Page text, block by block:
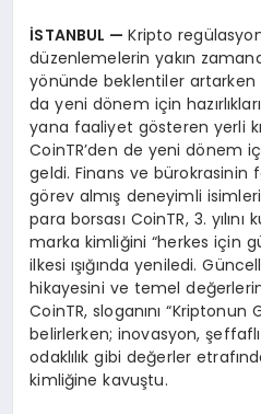
İSTANBUL —Kripto
düzenlemelerin yakın
yönünde beklentiler artarken
da yeni dönem için
yana faaliyet gösteren yerli
CoinTR’den de yeni dönem
geldi. Finans ve bürokrasinin
görev almış deneyimli
para borsası CoinTR, 3.
marka kimliğini “herkes için
ilkesi ışığında yeniledi.
hikayesini ve temel
CoinTR, sloganını “Kriptonun
belirlerken; inovasyon,
odaklılık gibi değerler
kimliğine kavuştu.